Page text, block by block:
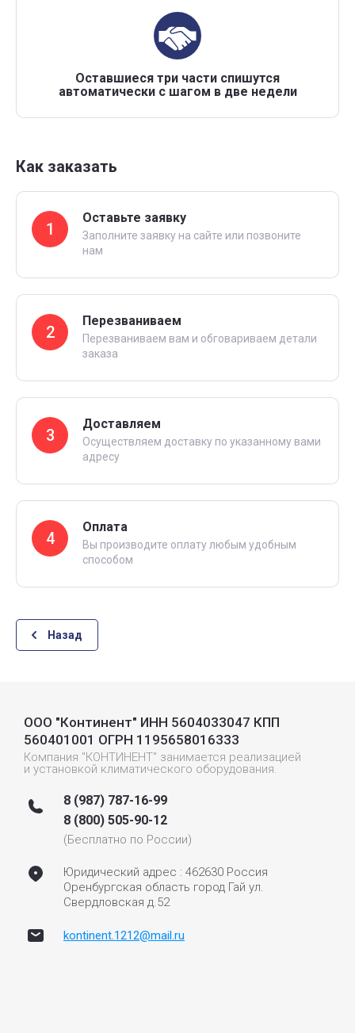
Оставшиеся три части спишутся
автоматически с шагом в две недели
Как заказать
1
Оставьте заявку
Заполните заявку на сайте или позвоните
нам
2
Перезваниваем
Перезваниваем вам и обговариваем детали
заказа
3
Доставляем
Осуществляем доставку по указанному вами
адресу
4
Оплата
Вы производите оплату любым удобным
способом
Назад
ООО "Континент" ИНН 5604033047 КПП
560401001 ОГРН 1195658016333
Компания "КОНТИНЕНТ" занимается реализацией
и установкой климатического оборудования.
8 (987) 787-16-99
8 (800) 505-90-12
(Бесплатно по России)
Юридический адрес : 462630 Россия
Оренбургская область город Гай ул.
Свердловская д.52
kontinent.1212@mail.ru